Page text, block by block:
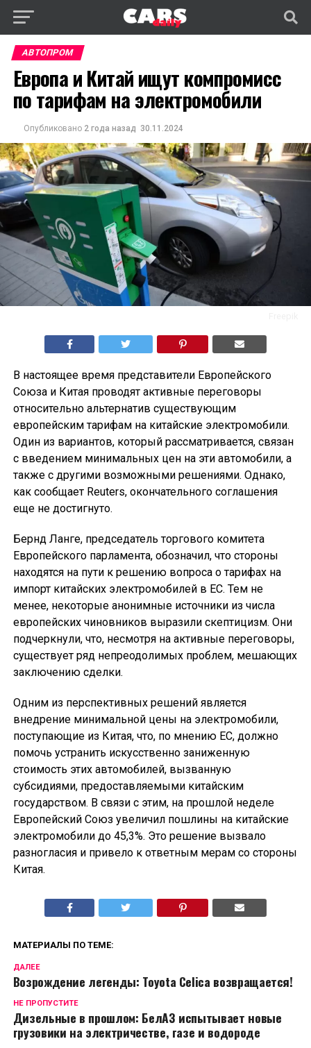
АВТОПРОМ
Европа и Китай ищут компромисс
по тарифам на электромобили
Опубликовано 2 года назад 30.11.2024
В настоящее время представители Европейского
Союза и Китая проводят активные переговоры
относительно альтернатив существующим
европейским тарифам на китайские электромобили.
Один из вариантов, который рассматривается, связан
с введением минимальных цен на эти автомобили, а
также с другими возможными решениями. Однако,
как сообщает Reuters, окончательного соглашения
еще не достигнуто.
Бернд Ланге, председатель торгового комитета
Европейского парламента, обозначил, что стороны
находятся на пути к решению вопроса о тарифах на
импорт китайских электромобилей в ЕС. Тем не
менее, некоторые анонимные источники из числа
европейских чиновников выразили скептицизм. Они
подчеркнули, что, несмотря на активные переговоры,
существует ряд непреодолимых проблем, мешающих
заключению сделки.
Одним из перспективных решений является
внедрение минимальной цены на электромобили,
поступающие из Китая, что, по мнению ЕС, должно
помочь устранить искусственно заниженную
стоимость этих автомобилей, вызванную
субсидиями, предоставляемыми китайским
государством. В связи с этим, на прошлой неделе
Европейский Союз увеличил пошлины на китайские
электромобили до 45,3%. Это решение вызвало
разногласия и привело к ответным мерам со стороны
Китая.
МАТЕРИАЛЫ ПО ТЕМЕ:
ДАЛЕЕ
Возрождение легенды: Toyota Celica возвращается!
НЕ ПРОПУСТИТЕ
Дизельные в прошлом: БелАЗ испытывает новые
грузовики на электричестве, газе и водороде